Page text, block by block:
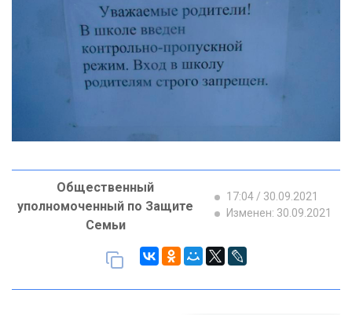
Общественный
уполномоченный по Защите
Семьи
17:04 / 30.09.2021
Изменен: 30.09.2021